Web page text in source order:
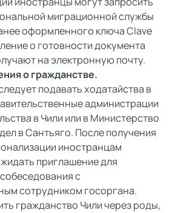
миграционной службы
оформленного ключа Clave
о готовности документа
на электронную почту.
о гражданстве.
подавать ходатайства в
администрации
в Чили или в Министерство
в Сантьяго. После получения
иностранцам
приглашение для
с
сотрудником госоргана.
гражданство Чили через роды,